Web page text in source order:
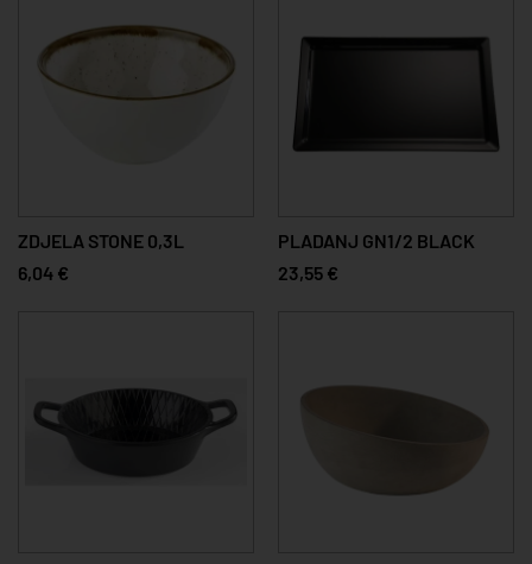
ZDJELA STONE 0,3L
6,04 €
PLADANJ GN1/2 BLACK
23,55 €